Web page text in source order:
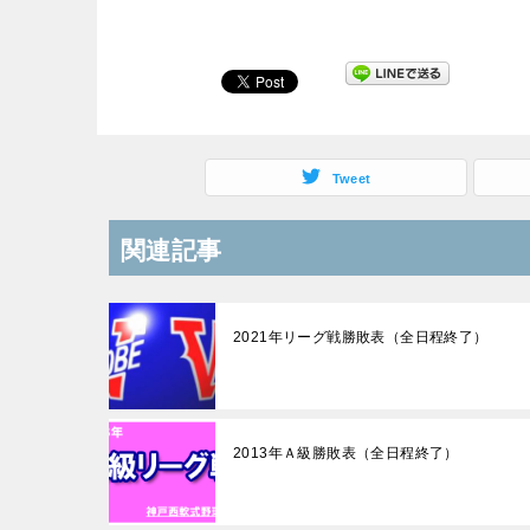
Tweet
関連記事
2021年リーグ戦勝敗表（全日程終了）
2013年Ａ級勝敗表（全日程終了）